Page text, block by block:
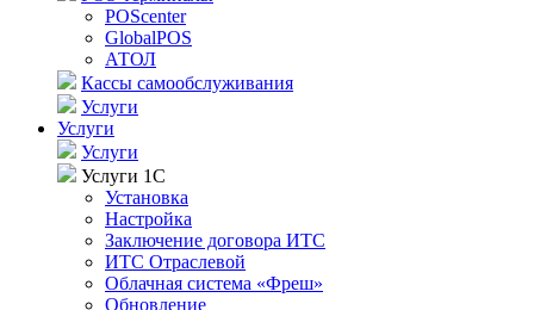
POScenter
GlobalPOS
АТОЛ
Кассы самообслуживания
Услуги
Услуги
Услуги
Услуги 1С
Установка
Настройка
Заключение договора ИТС
ИТС Отраслевой
Облачная система «Фреш»
Обновление